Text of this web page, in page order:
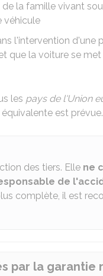
la famille vivant
véhicule
l'intervention d'une
que la voiture se
les pays de l'Union
est prévue.
des tiers. Elle ne
de
complète, il est
par la garantie